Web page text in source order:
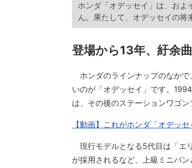
ホンダ「オデッセイ」は、およ
ん。果たして、オデッセイの将
登場から13年、紆余
ホンダのラインナップのなかで
いのが「オデッセイ」です。
は、その後のステーションワゴ
【動画】これがホンダ「オデッ
現行モデルとなる5代目は「エ
が採用されるなど、上級ミニバン